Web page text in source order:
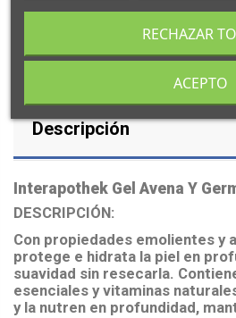
Descripción
Interapothek Gel Avena Y
DESCRIPCIÓN:
Con propiedades emolientes y
protege e hidrata la piel en
suavidad sin resecarla.
esenciales y vitaminas
y la nutren en profundidad,
RECHAZAR
ACEPTO